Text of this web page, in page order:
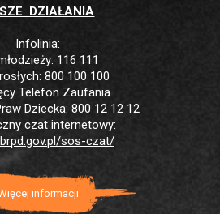
DZIAŁANIA
Infolinia:
116 111
800 100 100
Telefon Zaufania
Dziecka: 800 12 12 12
czat internetowy:
sos-czat/
informacji